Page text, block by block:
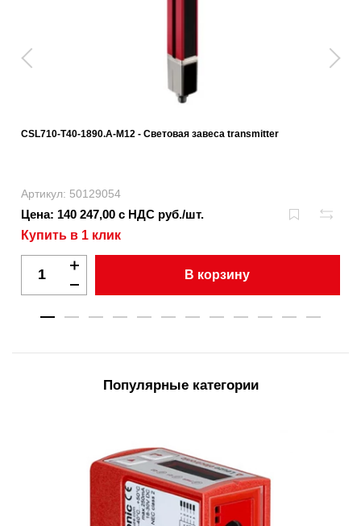
CSL710-T40-1890.A-M12 - Световая завеса transmitter
Артикул: 50129054
Цена: 140 247,00 с НДС руб./шт.
Купить в 1 клик
В корзину
Популярные категории